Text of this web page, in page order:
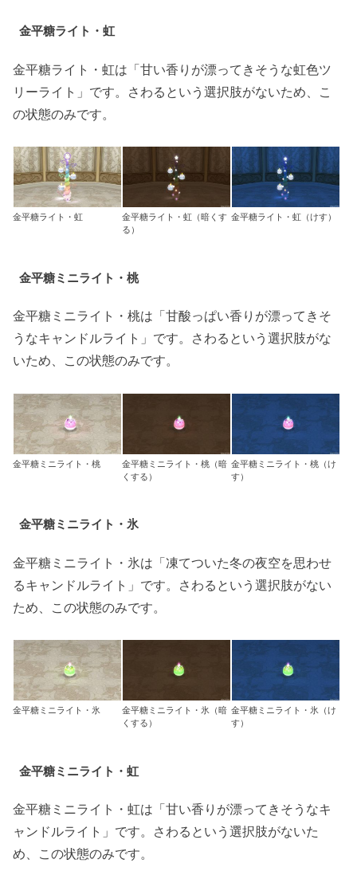
金平糖ライト・虹
金平糖ライト・虹は「甘い香りが漂ってきそうな虹色ツ
リーライト」です。さわるという選択肢がないため、こ
の状態のみです。
金平糖ライト・虹
金平糖ライト・虹（暗くす
る）
金平糖ライト・虹（けす）
金平糖ミニライト・桃
金平糖ミニライト・桃は「甘酸っぱい香りが漂ってきそ
うなキャンドルライト」です。さわるという選択肢がな
いため、この状態のみです。
金平糖ミニライト・桃
金平糖ミニライト・桃（暗
くする）
金平糖ミニライト・桃（け
す）
金平糖ミニライト・氷
金平糖ミニライト・氷は「凍てついた冬の夜空を思わせ
るキャンドルライト」です。さわるという選択肢がない
ため、この状態のみです。
金平糖ミニライト・氷
金平糖ミニライト・氷（暗
くする）
金平糖ミニライト・氷（け
す）
金平糖ミニライト・虹
金平糖ミニライト・虹は「甘い香りが漂ってきそうなキ
ャンドルライト」です。さわるという選択肢がないた
め、この状態のみです。